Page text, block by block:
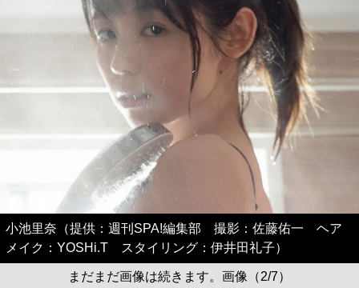
小池里奈（提供：週刊SPA!編集部 撮影：佐藤佑一 ヘア
メイク：YOSHi.T スタイリング：伊井田礼子）
まだまだ画像は続きます。画像（2/7）